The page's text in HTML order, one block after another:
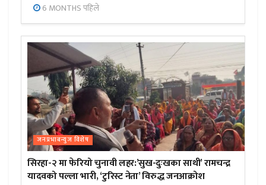
6 MONTHS पहिले
जनप्रभाबन्युज विशेष
सिरहा-२ मा फेरियो चुनावी लहर:’सुख-दुःखका साथी’ रामचन्द्र
यादवको पल्ला भारी, ‘टुरिस्ट नेता’ विरुद्ध जनआक्रोश